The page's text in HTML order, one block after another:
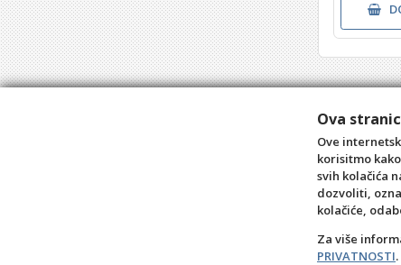
Ova
Ove
korisitmo
svih kolačića
dozvoliti,
kolačiće,
Za više
PRIVATNOSTI.